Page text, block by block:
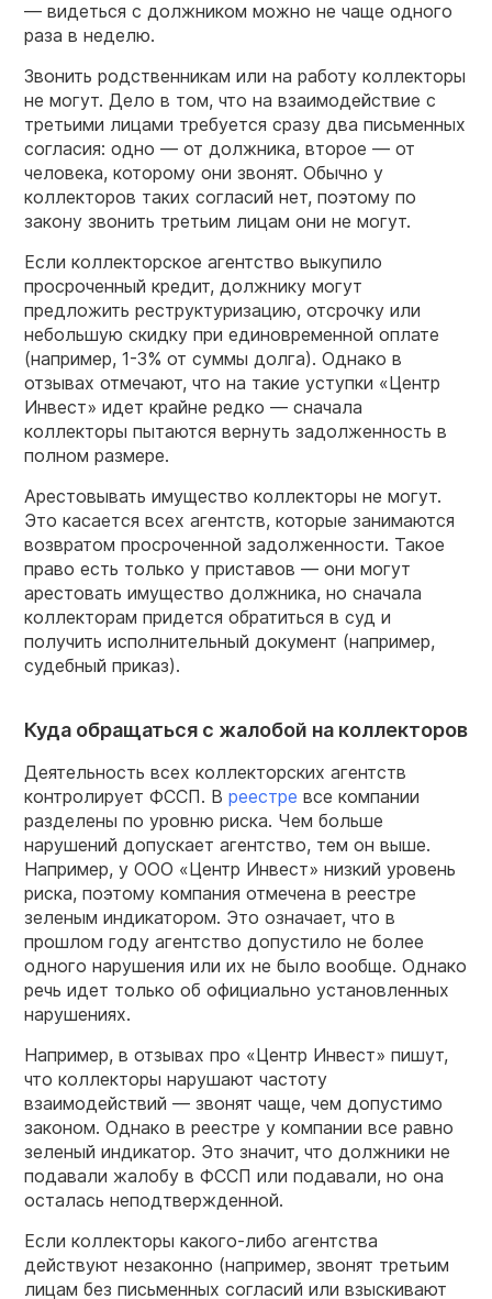
— видеться с должником можно не чаще одного
раза в неделю.
Звонить родственникам или на работу коллекторы
не могут. Дело в том, что на взаимодействие с
третьими лицами требуется сразу два письменных
согласия: одно — от должника, второе — от
человека, которому они звонят. Обычно у
коллекторов таких согласий нет, поэтому по
закону звонить третьим лицам они не могут.
Если коллекторское агентство выкупило
просроченный кредит, должнику могут
предложить реструктуризацию, отсрочку или
небольшую скидку при единовременной оплате
(например, 1-3% от суммы долга). Однако в
отзывах отмечают, что на такие уступки «Центр
Инвест» идет крайне редко — сначала
коллекторы пытаются вернуть задолженность в
полном размере.
Арестовывать имущество коллекторы не могут.
Это касается всех агентств, которые занимаются
возвратом просроченной задолженности. Такое
право есть только у приставов — они могут
арестовать имущество должника, но сначала
коллекторам придется обратиться в суд и
получить исполнительный документ (например,
судебный приказ).
Куда обращаться с жалобой на коллекторов
Деятельность всех коллекторских агентств
контролирует ФССП. В реестре все компании
разделены по уровню риска. Чем больше
нарушений допускает агентство, тем он выше.
Например, у ООО «Центр Инвест» низкий уровень
риска, поэтому компания отмечена в реестре
зеленым индикатором. Это означает, что в
прошлом году агентство допустило не более
одного нарушения или их не было вообще. Однако
речь идет только об официально установленных
нарушениях.
Например, в отзывах про «Центр Инвест» пишут,
что коллекторы нарушают частоту
взаимодействий — звонят чаще, чем допустимо
законом. Однако в реестре у компании все равно
зеленый индикатор. Это значит, что должники не
подавали жалобу в ФССП или подавали, но она
осталась неподтвержденной.
Если коллекторы какого-либо агентства
действуют незаконно (например, звонят третьим
лицам без письменных согласий или взыскивают